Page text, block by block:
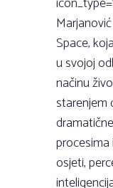
Space,
u svojoj
načinu
starenjem
osjeti,